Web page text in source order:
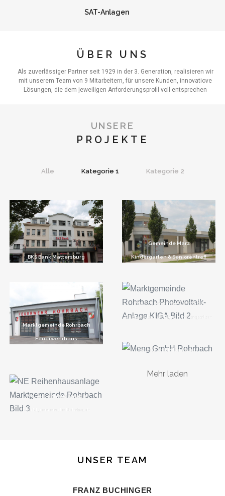
SAT-Anlagen
ÜBER UNS
Als zuverlässiger Partner seit 1929 in der 3. Generation, realisieren wir
mit unserem Team von 9 Mitarbeitern, für unsere Kunden, innovatiove
Lösungen, die dem jeweiligen Anforderungsprofil voll entsprechen
UNSERE
PROJEKTE
Alle Kategorie 1 Kategorie 2
BKS Bank Mattersburg
Gemeinde Marz
Kindergarten & Seniorentreff
Marktgemeinde Rohrbach
Feuerwehrhaus
Marktgemeinde Rohrbach
Photovoltaikanlage Kindergarten
Meng GmbH Rohrbach
Ne Reihenhausanlage
Marktgemeinde Rohrbach
Mehr laden
UNSER TEAM
FRANZ BUCHINGER